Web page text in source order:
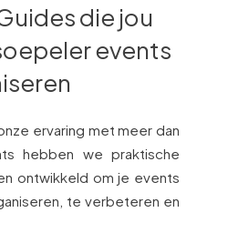
die jou
events
ervaring met meer dan
hebben we praktische
ontwikkeld om je events
te verbeteren en